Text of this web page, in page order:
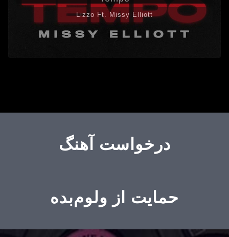
Lizzo Ft. Missy Elliott
درخواست آهنگ
حمایت از ولوم‌بده